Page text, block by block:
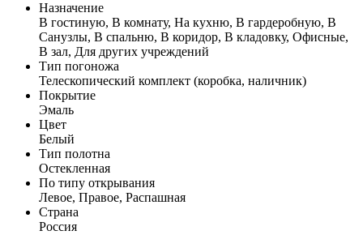
Назначение
В гостиную, В комнату, На кухню, В гардеробную, В
Санузлы, В спальню, В коридор, В кладовку, Офисные,
В зал, Для других учреждений
Тип погоножа
Телескопический комплект (коробка, наличник)
Покрытие
Эмаль
Цвет
Белый
Тип полотна
Остекленная
По типу открывания
Левое, Правое, Распашная
Страна
Россия